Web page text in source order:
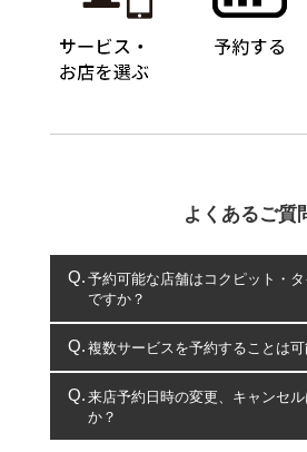
よくあるご質
予約可能な店舗はコクピット・
ですか？
コクピット・タイヤ館のみとな
複数サービスを予約することは可
複数サービスのご予約は可能です
一部の商品・サービスの組み合わせに
出来ないものもございます。
来店予約日時の変更、キャンセ
か？